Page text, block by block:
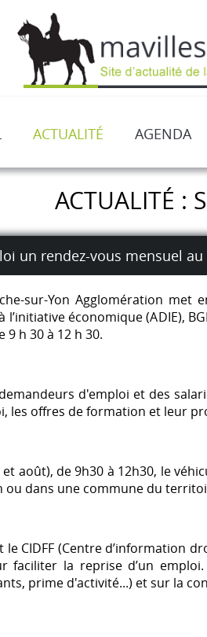
ACTUALITÉ AGENDA
ACTUALITÉ :
un rendez-vous mensuel
sur-Yon Agglomération met
économique (ADIE),
h 30 à 12 h 30.
d'emploi et des
les offres de formation et leur
août), de 9h30 à 12h30, le
ou dans une commune du
le CIDFF (Centre
la reprise d’un
prime d'activité...) et sur la